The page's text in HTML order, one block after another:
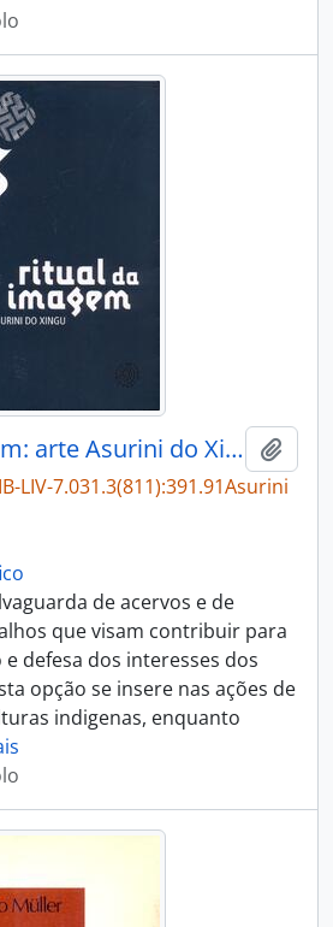
Ritual da imagem: arte Asurini do Xingu.
LIV-7.031.3(811):391.91Asurini
de acervos e de
que visam contribuir para
defesa dos interesses dos
opção se insere nas ações de
indigenas, enquanto